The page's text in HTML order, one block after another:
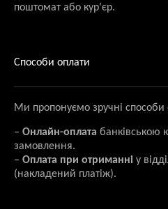
поштомат або кур’єр.
Способи оплати
Ми пропонуємо зручні способи
– Онлайн-оплата банківською
замовлення.
– Оплата при отриманні у
(накладений платіж).